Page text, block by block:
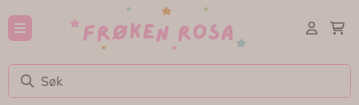
Hopp til innhold